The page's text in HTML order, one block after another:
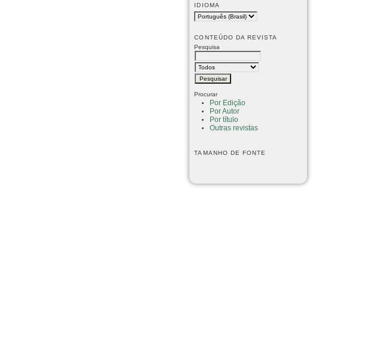
IDIOMA
CONTEÚDO DA REVISTA
Pesquisa
Procurar
Por Edição
Por Autor
Por título
Outras revistas
TAMANHO DE FONTE